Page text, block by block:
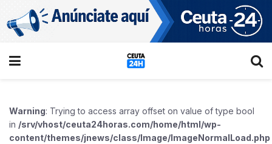
Warning: Trying to access array offset on value of type bool
in /srv/vhost/ceuta24horas.com/home/html/wp-
content/themes/jnews/class/Image/ImageNormalLoad.php